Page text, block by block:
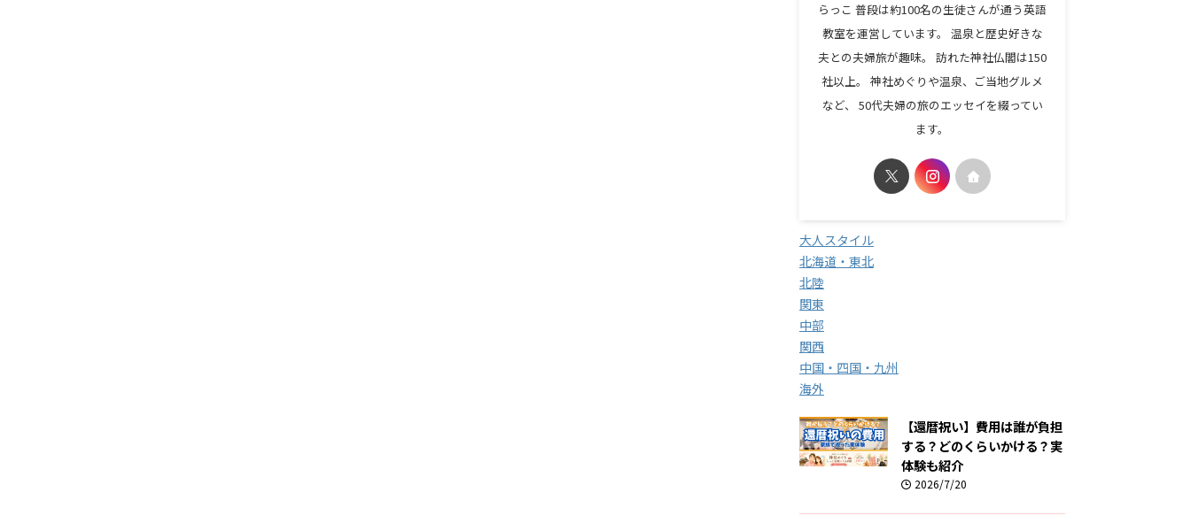
らっこ 普段は約100名の生徒さんが通う英語
教室を運営しています。 温泉と歴史好きな
夫との夫婦旅が趣味。 訪れた神社仏閣は150
社以上。 神社めぐりや温泉、ご当地グルメ
など、 50代夫婦の旅のエッセイを綴ってい
ます。
大人スタイル
北海道・東北
北陸
関東
中部
関西
中国・四国・九州
海外
【還暦祝い】費用は誰が負担
する？どのくらいかける？実
体験も紹介
2026/7/20